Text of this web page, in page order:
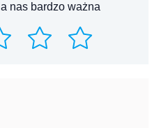
nas bardzo ważna